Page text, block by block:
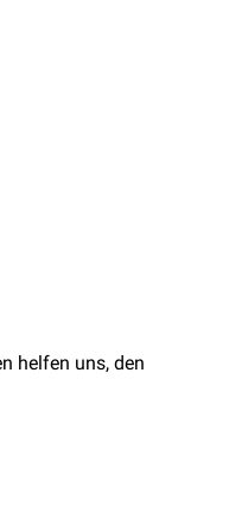
helfen uns, den